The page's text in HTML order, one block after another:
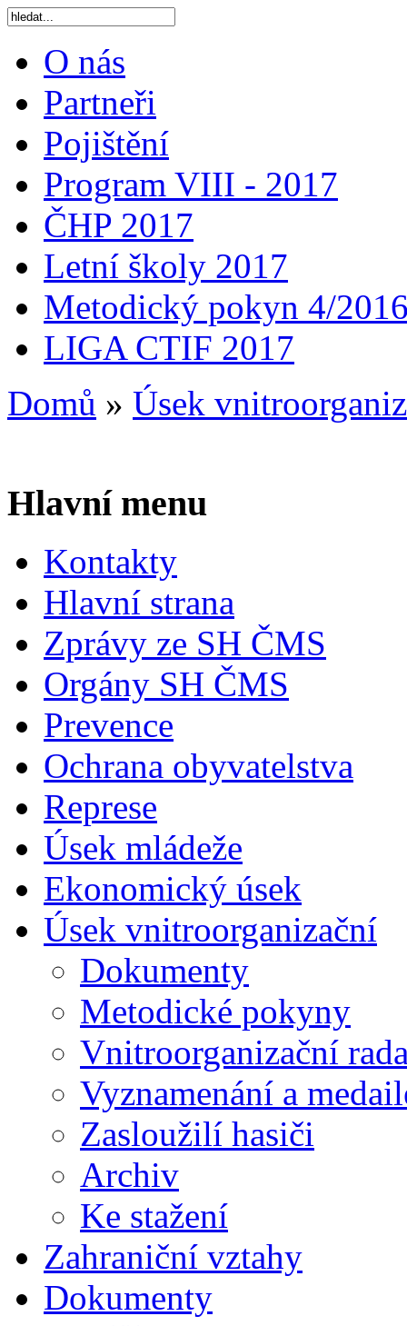
O nás
Partneři
Pojištění
Program VIII - 2017
ČHP 2017
Letní školy 2017
Metodický pokyn 4/
LIGA CTIF 2017
Domů » Úsek
Hlavní menu
Kontakty
Hlavní strana
Zprávy ze SH ČMS
Orgány SH ČMS
Prevence
Ochrana obyvatelstva
Represe
Úsek mládeže
Ekonomický úsek
Úsek vnitroorganizační
Dokumenty
Metodické pokyny
Vnitroorganizační
Vyznamenání a
Zasloužilí hasiči
Archiv
Ke stažení
Zahraniční vztahy
Dokumenty